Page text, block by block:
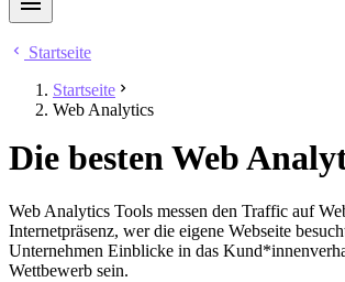
Startseite
Startseite
Web Analytics
Die besten Web
Web Analytics Tools messen den Traffic auf
Internetpräsenz, wer die eigene Webseite
Unternehmen Einblicke in das
Wettbewerb sein.